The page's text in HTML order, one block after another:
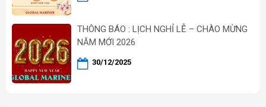
THÔNG BÁO : LỊCH NGHỈ LỄ – CHÀO MỪNG
NĂM MỚI 2026
30/12/2025